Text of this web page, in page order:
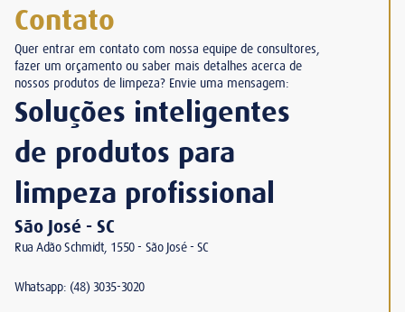
Contato
Quer entrar em contato com nossa equipe de consultores,
fazer um orçamento ou saber mais detalhes acerca de
nossos produtos de limpeza? Envie uma mensagem:
Soluções inteligentes
de produtos para
limpeza profissional
São José - SC
Rua Adão Schmidt, 1550 - São José - SC
Whatsapp: (48) 3035-3020